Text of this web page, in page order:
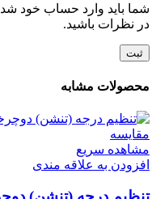
شما باید وارد حساب خود
در نظرات باشید.
محصولات مشابه
مقایسه
مشاهده سریع
افزودن به علاقه مندی